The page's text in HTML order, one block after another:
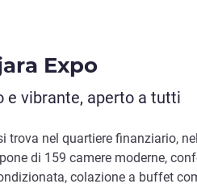
Expo
e vibrante, aperto a tutti
trova nel quartiere finanziario,
di 159 camere moderne,
colazione a buffet